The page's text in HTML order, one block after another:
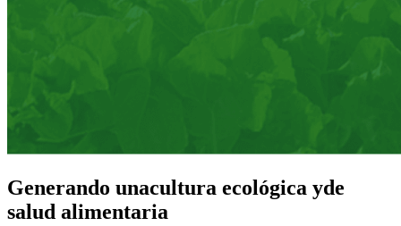
Generando unacultura ecológica yde
salud alimentaria